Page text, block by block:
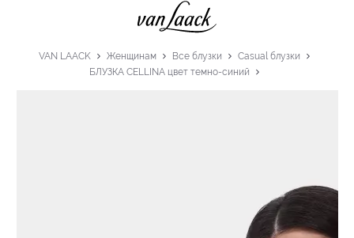
VAN LAACK Женщинам Все блузки
Casual блузки
БЛУЗКА CELLINA цвет темно-синий